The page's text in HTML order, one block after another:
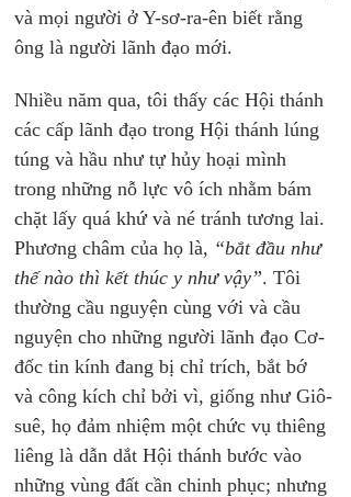
và mọi người ở Y-sơ-ra-ên biết rằng
ông là người lãnh đạo mới.
Nhiều năm qua, tôi thấy các Hội thánh
các cấp lãnh đạo trong Hội thánh lúng
túng và hầu như tự hủy hoại mình
trong những nỗ lực vô ích nhằm bám
chặt lấy quá khứ và né tránh tương lai.
Phương châm của họ là, “bắt đầu như
thế nào thì kết thúc y như vậy”. Tôi
thường cầu nguyện cùng với và cầu
nguyện cho những người lãnh đạo Cơ-
đốc tin kính đang bị chỉ trích, bắt bớ
và công kích chỉ bởi vì, giống như Giô-
suê, họ đảm nhiệm một chức vụ thiêng
liêng là dẫn dắt Hội thánh bước vào
những vùng đất cần chinh phục; nhưng